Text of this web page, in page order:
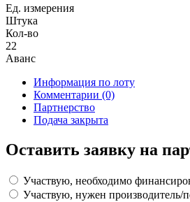
Ед. измерения
Штука
Кол-во
22
Аванс
Информация по лоту
Комментарии (0)
Партнерство
Подача закрыта
Оставить заявку на
Участвую, необходимо
Участвую, нужен производитель/